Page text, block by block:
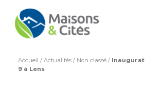
Accueil / Actualités / Non classé /
9 à Lens